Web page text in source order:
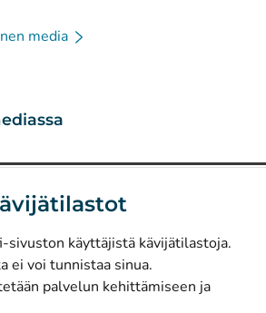
sivuston käyttäjistä kävijätilastoja.
ei voi tunnistaa sinua.
palvelun kehittämiseen ja
media
välilehteen)
välilehteen)